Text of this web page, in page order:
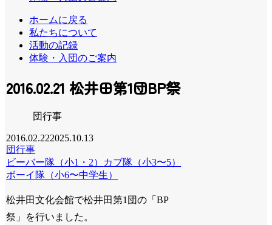
ホームに戻る
私たちについて
活動の記録
体験・入団のご案内
2016.02.21 松井田第1団BP祭
団行事
2016.02.222025.10.13
団行事
ビーバー隊（小1・2）
カブ隊（小3〜5）
ボーイ隊（小6〜中学生）
松井田文化会館で松井田第1団の「BP
祭」を行いました。